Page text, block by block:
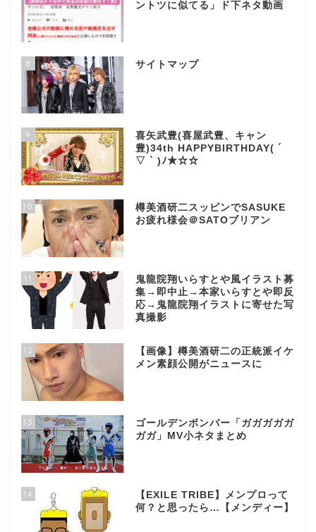
ントツに似てる」ド下ネタ動画
8 サイトマップ
9
喜矢武豊(喜屋武豊、キャン
豊)34th HAPPYBIRTHDAY( ´
▽ ` )ﾉ★☆☆
10
樽美酒研二スッピンでSASUKE
お疲れ様会＠SATOブリアン
11
鬼龍院翔いらすとや風イラスト募
集→即中止→本家いらすとや即反
応→鬼龍院翔イラストに寄せた写
真撮影
12
【画像】樽美酒研二の正統派イケ
メン素顔公開がニュースに
13
ゴールデンボンバー「ガガガガガ
ガガ」MV小ネタまとめ
14
【EXILE TRIBE】メンプロって
何？と思ったら…【メンディー】